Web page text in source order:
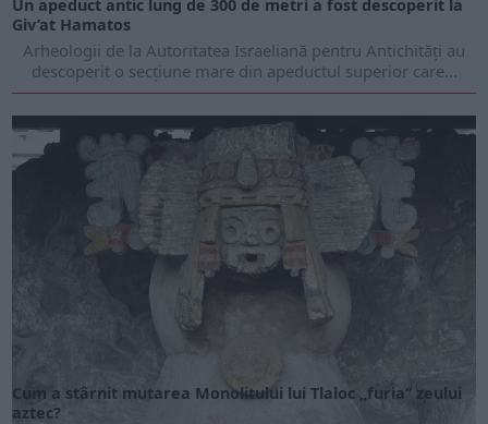
Un apeduct antic lung de 300 de metri a fost descoperit la
Giv’at Hamatos
Arheologii de la Autoritatea Israeliană pentru Antichități au
descoperit o secțiune mare din apeductul superior care...
Cum a stârnit mutarea Monolitului lui Tlaloc „furia” zeului
aztec?